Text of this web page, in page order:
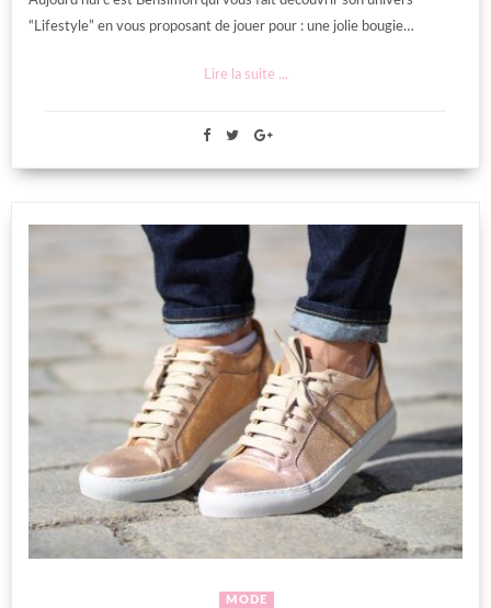
“Lifestyle” en vous proposant de jouer pour : une jolie bougie…
Lire la suite ...
MODE